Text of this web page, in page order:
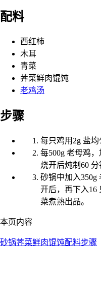
配料
西红柿
木耳
青菜
荠菜鲜肉馄饨
老鸡汤
步骤
每只鸡用2g 盐均
每500g 老母鸡，
烧开后炖制60 分
砂锅中加入350g
开后，再下入16
菜煮熟出品。
本页内容
砂锅荠菜鲜肉馄饨配料步骤